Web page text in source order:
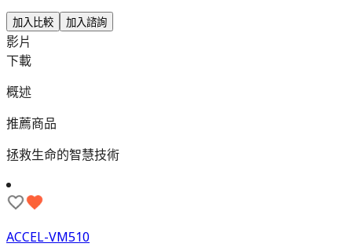
加入比較 加入諮詢
影片
下載
概述
推薦商品
拯救生命的智慧技術
ACCEL-VM510